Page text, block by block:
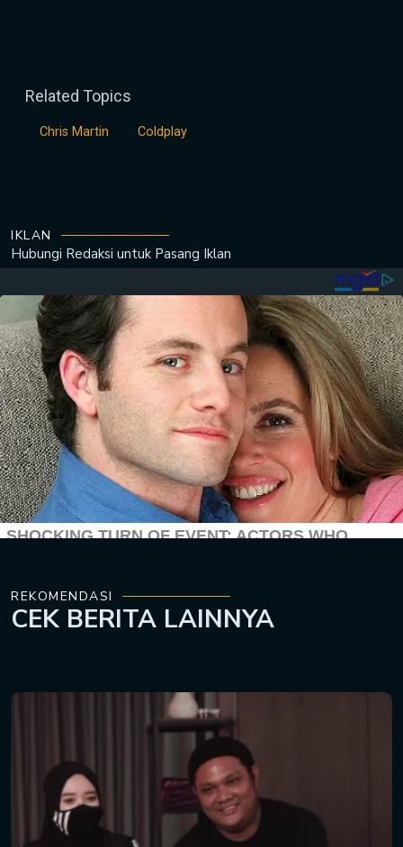
Related Topics
Chris Martin Coldplay
IKLAN
Hubungi Redaksi untuk Pasang Iklan
REKOMENDASI
CEK BERITA LAINNYA